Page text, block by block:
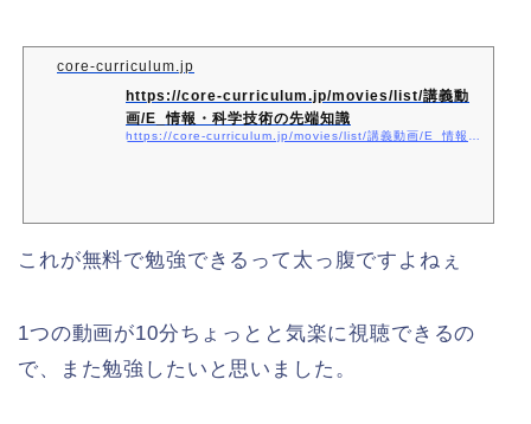
core-curriculum.jp
https://core-curriculum.jp/movies/list/講義動
画/E_情報・科学技術の先端知識
https://core-curriculum.jp/movies/list/講義動画/E_情報・科学技術の先端知識
これが無料で勉強できるって太っ腹ですよねぇ
1つの動画が10分ちょっとと気楽に視聴できるの
で、また勉強したいと思いました。